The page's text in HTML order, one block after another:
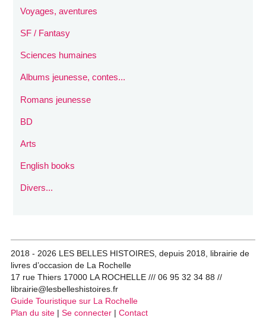
Voyages, aventures
SF / Fantasy
Sciences humaines
Albums jeunesse, contes...
Romans jeunesse
BD
Arts
English books
Divers...
2018 - 2026 LES BELLES HISTOIRES, depuis 2018, librairie de
livres d’occasion de La Rochelle
17 rue Thiers 17000 LA ROCHELLE /// 06 95 32 34 88 //
librairie@lesbelleshistoires.fr
Guide Touristique sur La Rochelle
Plan du site
Se connecter Contact